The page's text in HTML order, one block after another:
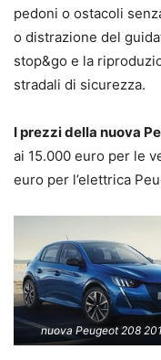
pedoni o ostacoli
o distrazione del
stop&go e la
stradali di sicurezza.
I prezzi della nuova
ai 15.000 euro per le
euro per l’elettrica
nuova Peugeot 208